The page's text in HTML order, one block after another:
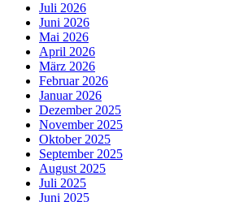
Juli 2026
Juni 2026
Mai 2026
April 2026
März 2026
Februar 2026
Januar 2026
Dezember 2025
November 2025
Oktober 2025
September 2025
August 2025
Juli 2025
Juni 2025